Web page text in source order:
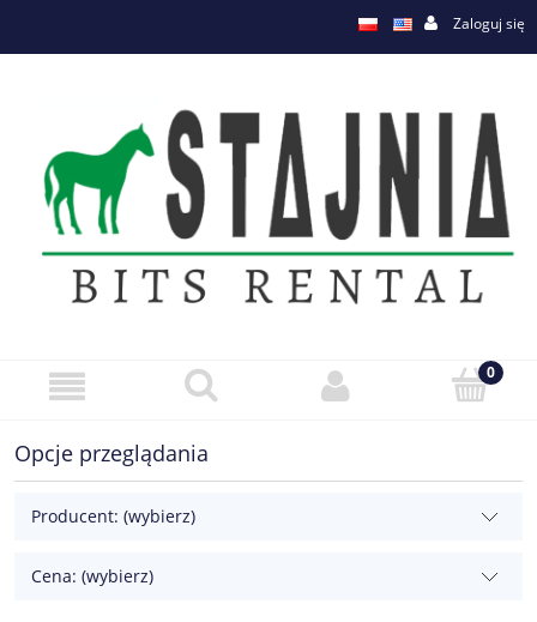
Zaloguj się
Opcje przeglądania
Producent: (wybierz)
Cena: (wybierz)